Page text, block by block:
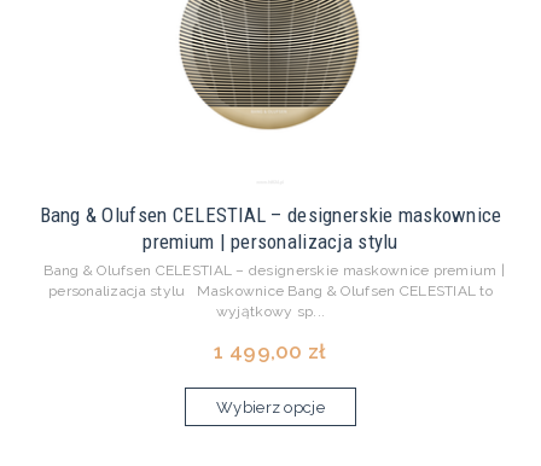
Bang & Olufsen CELESTIAL – designerskie maskownice
premium | personalizacja stylu
Bang & Olufsen CELESTIAL – designerskie maskownice premium |
personalizacja stylu Maskownice Bang & Olufsen CELESTIAL to
wyjątkowy sp...
1 499,00 zł
Wybierz opcje